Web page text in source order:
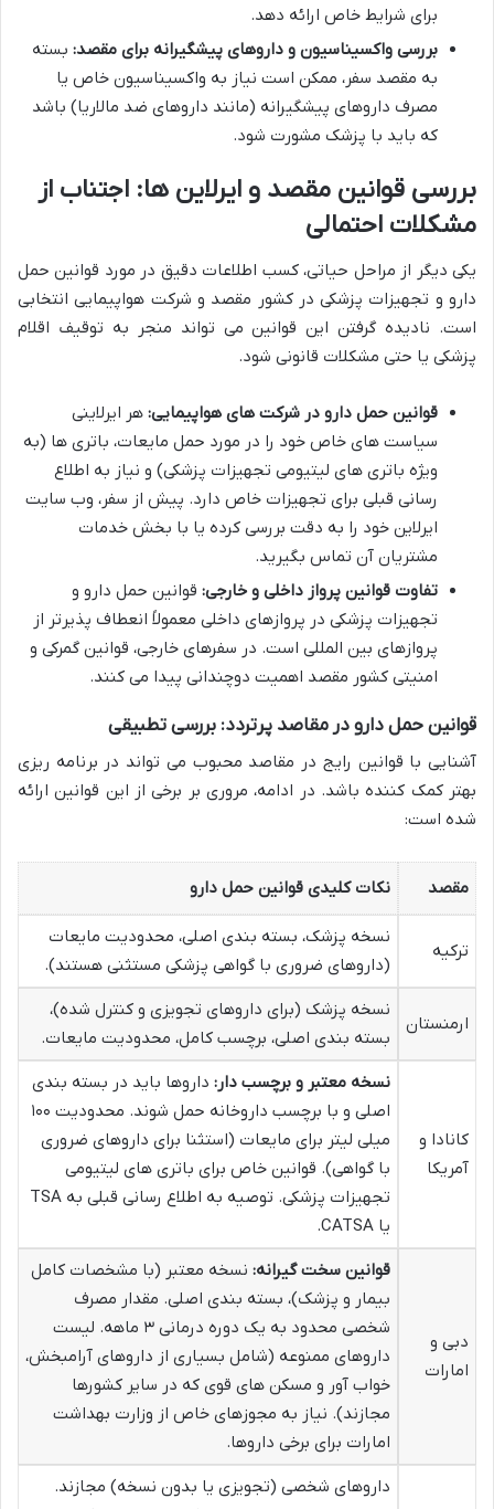
برای شرایط خاص ارائه دهد.
بررسی واکسیناسیون و داروهای پیشگیرانه برای مقصد: بسته
به مقصد سفر، ممکن است نیاز به واکسیناسیون خاص یا
مصرف داروهای پیشگیرانه (مانند داروهای ضد مالاریا) باشد
که باید با پزشک مشورت شود.
بررسی قوانین مقصد و ایرلاین ها: اجتناب از
مشکلات احتمالی
یکی دیگر از مراحل حیاتی، کسب اطلاعات دقیق در مورد قوانین حمل
دارو و تجهیزات پزشکی در کشور مقصد و شرکت هواپیمایی انتخابی
است. نادیده گرفتن این قوانین می تواند منجر به توقیف اقلام
پزشکی یا حتی مشکلات قانونی شود.
قوانین حمل دارو در شرکت های هواپیمایی: هر ایرلاینی
سیاست های خاص خود را در مورد حمل مایعات، باتری ها (به
ویژه باتری های لیتیومی تجهیزات پزشکی) و نیاز به اطلاع
رسانی قبلی برای تجهیزات خاص دارد. پیش از سفر، وب سایت
ایرلاین خود را به دقت بررسی کرده یا با بخش خدمات
مشتریان آن تماس بگیرید.
تفاوت قوانین پرواز داخلی و خارجی: قوانین حمل دارو و
تجهیزات پزشکی در پروازهای داخلی معمولاً انعطاف پذیرتر از
پروازهای بین المللی است. در سفرهای خارجی، قوانین گمرکی و
امنیتی کشور مقصد اهمیت دوچندانی پیدا می کنند.
قوانین حمل دارو در مقاصد پرتردد: بررسی تطبیقی
آشنایی با قوانین رایج در مقاصد محبوب می تواند در برنامه ریزی
بهتر کمک کننده باشد. در ادامه، مروری بر برخی از این قوانین ارائه
شده است:
مقصد نکات کلیدی قوانین حمل دارو
ترکیه
نسخه پزشک، بسته بندی اصلی، محدودیت مایعات
(داروهای ضروری با گواهی پزشکی مستثنی هستند).
ارمنستان
نسخه پزشک (برای داروهای تجویزی و کنترل شده)،
بسته بندی اصلی، برچسب کامل، محدودیت مایعات.
کانادا و
آمریکا
نسخه معتبر و برچسب دار: داروها باید در بسته بندی
اصلی و با برچسب داروخانه حمل شوند. محدودیت ۱۰۰
میلی لیتر برای مایعات (استثنا برای داروهای ضروری
با گواهی). قوانین خاص برای باتری های لیتیومی
تجهیزات پزشکی. توصیه به اطلاع رسانی قبلی به TSA
یا CATSA.
دبی و
امارات
قوانین سخت گیرانه: نسخه معتبر (با مشخصات کامل
بیمار و پزشک)، بسته بندی اصلی. مقدار مصرف
شخصی محدود به یک دوره درمانی ۳ ماهه. لیست
داروهای ممنوعه (شامل بسیاری از داروهای آرامبخش،
خواب آور و مسکن های قوی که در سایر کشورها
مجازند). نیاز به مجوزهای خاص از وزارت بهداشت
امارات برای برخی داروها.
داروهای شخصی (تجویزی یا بدون نسخه) مجازند.